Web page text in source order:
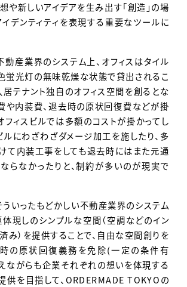
や新しいアイデアを生み出す「創造」の場
イデンティティを表現する重要なツールに
動産業界のシステム上、オフィスはタイル
蛍光灯の無味乾燥な状態で貸出されるこ
居テナント独自のオフィス空間を創るとな
や内装費、退去時の原状回復費などが掛
フィスビルでは多額のコストが掛かってし
ルにわざわざダメージ加工を施したり、多
て内装工事をしても退去時にはまた元通
らなかったりと、制約が多いのが現実で
ういったもどかしい不動産業界のシステム
体現しのシンプルな空間（空調などのイン
み）を提供することで、自由な空間創りを
時の原状回復義務を免除(一定の条件有
ながらも企業それぞれの想いを体現する
供を目指して、ORDERMADE TOKYOの